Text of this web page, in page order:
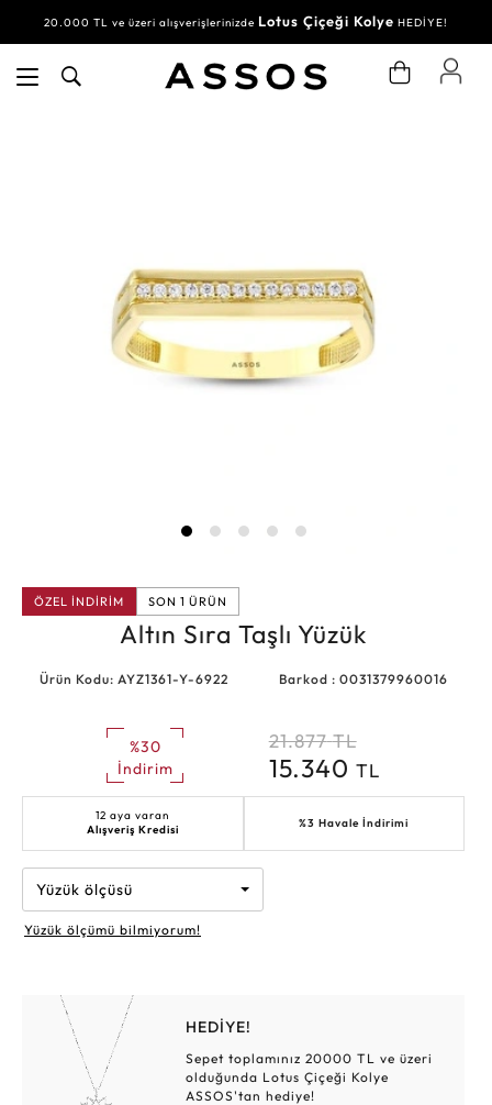
20.000 TL ve üzeri alışverişlerinizde Lotus Çiçeği Kolye HEDİYE!
ÖZEL İNDİRİM SON 1 ÜRÜN
Altın Sıra Taşlı Yüzük
Ürün Kodu: AYZ1361-Y-6922 Barkod : 0031379960016
%30
İndirim
21.877 TL
15.340 TL
12 aya varan
Alışveriş Kredisi
%3 Havale İndirimi
Yüzük ölçüsü
Yüzük ölçümü bilmiyorum!
HEDİYE!
Sepet toplamınız 20000 TL ve üzeri
olduğunda Lotus Çiçeği Kolye
ASSOS'tan hediye!